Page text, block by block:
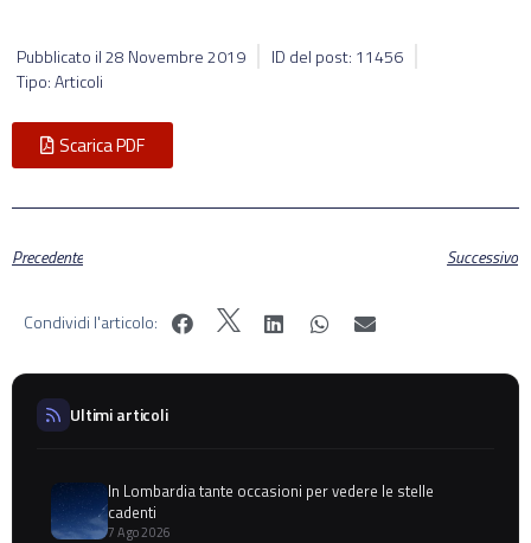
Pubblicato il28 Novembre 2019
ID del post: 11456
Tipo: Articoli
Scarica PDF
Precedente Successivo
Condividi l'articolo:
Ultimi articoli
In Lombardia tante occasioni per vedere le stelle
cadenti
7 Ago 2026